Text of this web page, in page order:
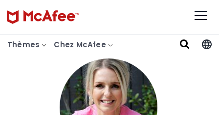
Thèmes Chez McAfee